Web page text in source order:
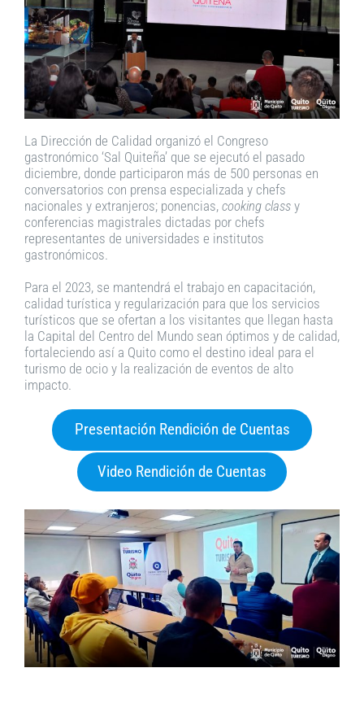
La Dirección de Calidad organizó el Congreso
gastronómico ‘Sal Quiteña’ que se ejecutó el pasado
diciembre, donde participaron más de 500 personas en
conversatorios con prensa especializada y chefs
nacionales y extranjeros; ponencias, cooking class y
conferencias magistrales dictadas por chefs
representantes de universidades e institutos
gastronómicos.
Para el 2023, se mantendrá el trabajo en capacitación,
calidad turística y regularización para que los servicios
turísticos que se ofertan a los visitantes que llegan hasta
la Capital del Centro del Mundo sean óptimos y de calidad,
fortaleciendo así a Quito como el destino ideal para el
turismo de ocio y la realización de eventos de alto
impacto.
Presentación Rendición de Cuentas
Video Rendición de Cuentas